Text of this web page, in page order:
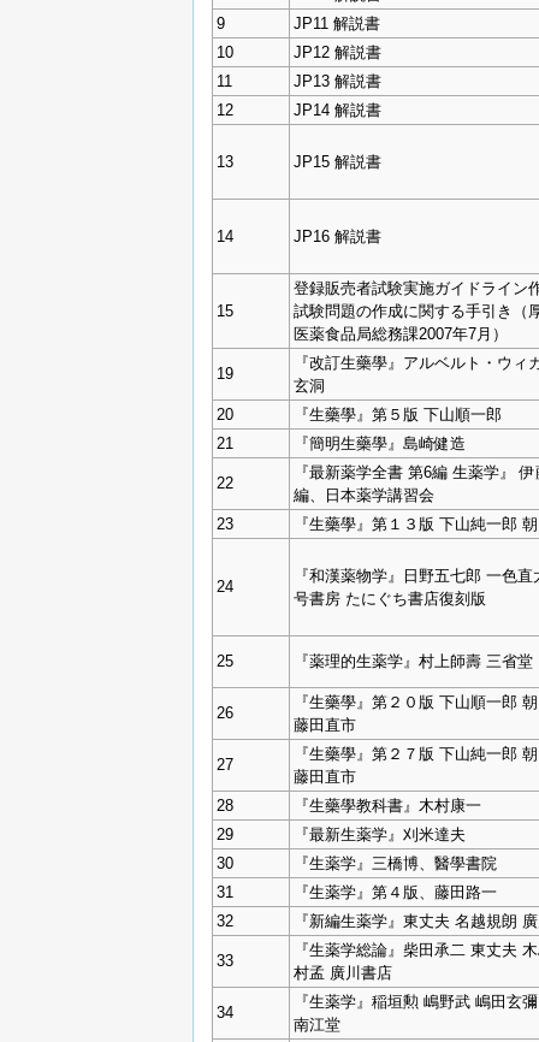
9
JP11 解説書
10
JP12 解説書
11
JP13 解説書
12
JP14 解説書
13 JP15 解説書
14 JP16 解説書
15
登録販売者試験実施ガイドライン
試験問題の作成に関する手引き（
医薬食品局総務課2007年7月）
19
『改訂生藥學』アルベルト・ウィ
玄洞
20
『生藥學』第５版 下山順一郎
21
『簡明生藥學』島崎健造
22
『最新薬学全書 第6編 生薬学』
編、日本薬学講習会
23
『生藥學』第１３版 下山純一郎
24
『和漢薬物学』日野五七郎 一色直
号書房 たにぐち書店復刻版
25 『薬理的生薬学』村上師壽 三省堂
26
『生藥學』第２０版 下山順一郎
藤田直市
27
『生藥學』第２７版 下山純一郎
藤田直市
28
『生藥學教科書』木村康一
29
『最新生薬学』刈米達夫
30
『生薬学』三橋博、醫學書院
31
『生薬学』第４版、藤田路一
32
『新編生薬学』東丈夫 名越規朗
33
『生薬学総論』柴田承二 東丈夫
村孟 廣川書店
34
『生薬学』稲垣勲 嶋野武 嶋田玄
南江堂